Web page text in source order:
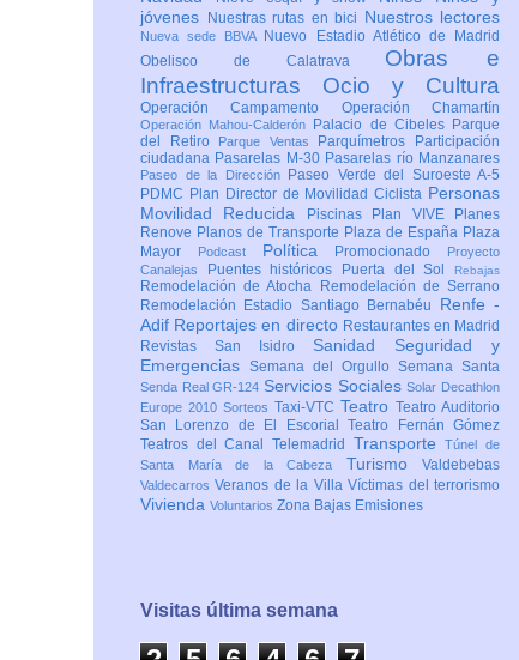
jóvenes
Nuestras rutas en bici Nuestros lectores
Nueva sede BBVA
Nuevo Estadio Atlético de Madrid
Obelisco de Calatrava Obras e
Infraestructuras Ocio y Cultura
Operación Campamento Operación Chamartín
Operación Mahou-Calderón Palacio de Cibeles Parque
del Retiro
Parque Ventas Parquímetros
Participación
ciudadana Pasarelas M-30 Pasarelas río Manzanares
Paseo de la Dirección
Paseo Verde del Suroeste A-5
PDMC Plan Director de Movilidad Ciclista Personas
Movilidad Reducida
Piscinas Plan VIVE
Planes
Renove Planos de Transporte Plaza de España Plaza
Mayor
Podcast Política Promocionado
Proyecto
Canalejas
Puentes históricos Puerta del Sol Rebajas
Remodelación de Atocha
Remodelación de Serrano
Remodelación Estadio Santiago Bernabéu Renfe -
Adif Reportajes en directo Restaurantes en Madrid
Revistas San Isidro Sanidad Seguridad y
Emergencias Semana del Orgullo Semana Santa
Senda Real GR-124 Servicios SocialesSolar Decathlon
Europe 2010 Sorteos Taxi-VTC Teatro Teatro Auditorio
San Lorenzo de El EscorialTeatro Fernán Gómez
Teatros del Canal Telemadrid TransporteTúnel de
Santa María de la Cabeza Turismo Valdebebas
ValdecarrosVeranos de la VillaVíctimas del terrorismo
Vivienda Voluntarios Zona Bajas Emisiones
Visitas última semana